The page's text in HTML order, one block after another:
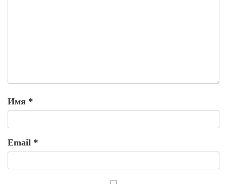
Имя *
Email *